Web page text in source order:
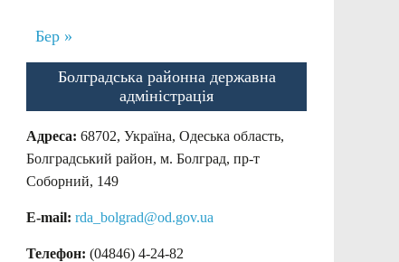
Бер »
Болградська районна державна
адміністрація
Адреса: 68702, Україна, Одеська область,
Болградський район, м. Болград, пр-т
Соборний, 149
E-mail: rda_bolgrad@od.gov.ua
Телефон: (04846) 4-24-82